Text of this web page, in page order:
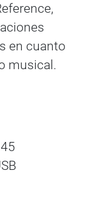
en cuanto
musical.